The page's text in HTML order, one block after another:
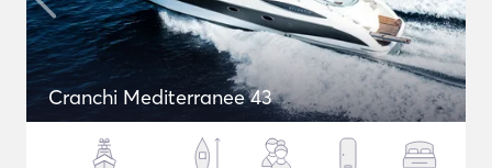
Cranchi Mediterranee 43